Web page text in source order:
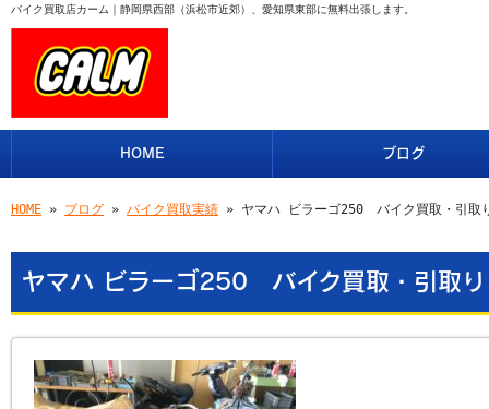
バイク買取店カーム｜静岡県西部（浜松市近郊）、愛知県東部に無料出張します。
HOME ブログ
HOME » ブログ » バイク買取実績 » ヤマハ ビラーゴ250 バイク買取・引取
ヤマハ ビラーゴ250 バイク買取・引取